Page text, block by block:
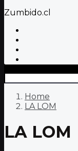
Zumbido.cl
Home
LA LOM
LA LOM